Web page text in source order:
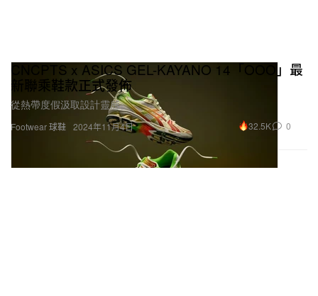
Footwear 球鞋
CNCPTS x ASICS GEL-KAYANO 14「OOO」最
新聯乘鞋款正式發佈
從熱帶度假汲取設計靈感。
2024年11月4日 32.5K 0